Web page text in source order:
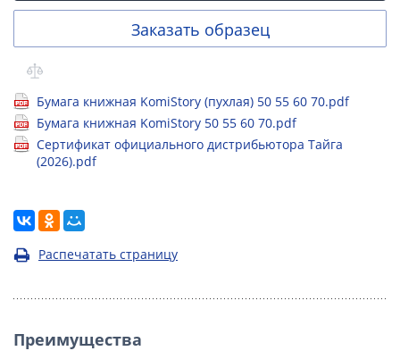
Заказать образец
Бумага книжная KomiStory (пухлая) 50 55 60 70.pdf
Бумага книжная KomiStory 50 55 60 70.pdf
Сертификат официального дистрибьютора Тайга
(2026).pdf
Распечатать страницу
Преимущества